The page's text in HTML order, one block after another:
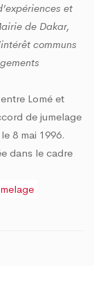
et
de Dakar,
communs
Lomé et
de jumelage
8 mai 1996.
dans le cadre